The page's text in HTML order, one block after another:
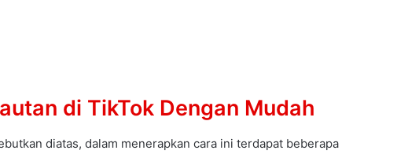
di TikTok Dengan Mudah
diatas, dalam menerapkan cara ini terdapat beberapa